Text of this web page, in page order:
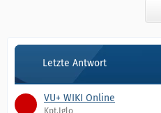
Letzte Antwort
VU+ WIKI Online
Kpt.Iglo